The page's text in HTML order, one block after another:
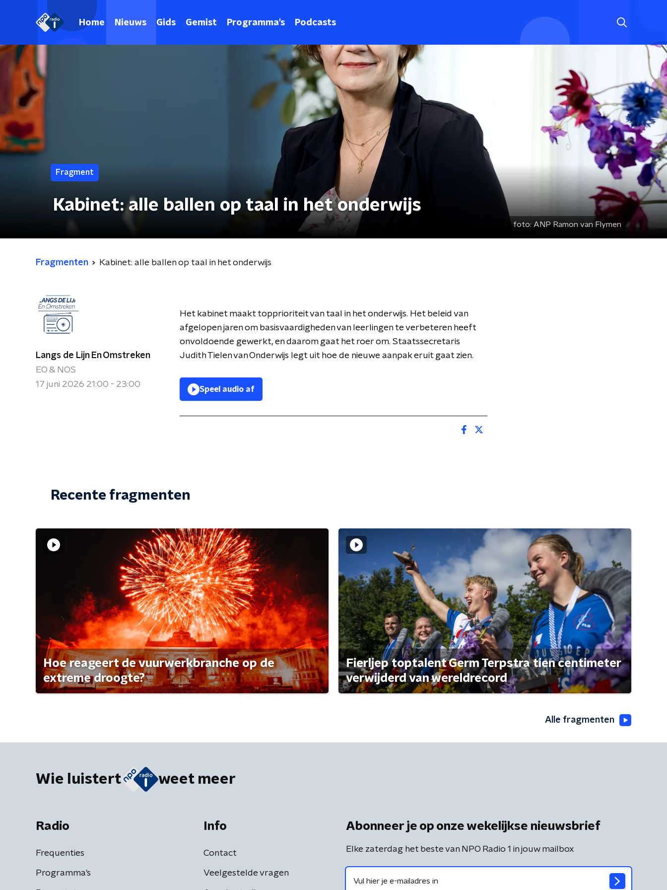
Home Nieuws Gids Gemist Programma's Podcasts
Fragment
Kabinet: alle ballen op taal in het onderwijs
foto: ANP Ramon van Flymen
Fragmenten Kabinet: alle ballen op taal in het onderwijs
Langs de Lijn En Omstreken
EO & NOS
17 juni 2026 21:00 - 23:00
Het kabinet maakt topprioriteit van taal in het onderwijs. Het beleid van
afgelopen jaren om basisvaardigheden van leerlingen te verbeteren heeft
onvoldoende gewerkt, en daarom gaat het roer om. Staatssecretaris
Judith Tielen van Onderwijs legt uit hoe de nieuwe aanpak eruit gaat zien.
Speel audio af
Recente fragmenten
Hoe reageert de vuurwerkbranche op de
extreme droogte?
Fierljep toptalent Germ Terpstra tien centimeter
verwijderd van wereldrecord
Alle fragmenten
Wie luistert weet meer
Radio
Frequenties
Programma's
Info
Contact
Veelgestelde vragen
Abonneer je op onze wekelijkse nieuwsbrief
Elke zaterdag het beste van NPO Radio 1 in jouw mailbox